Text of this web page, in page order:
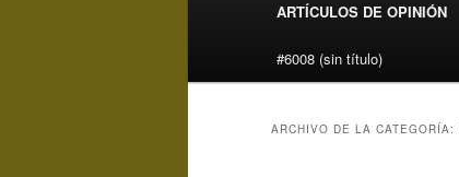
ARTÍCULOS DE OPINIÓN
#6008 (sin título)
ARCHIVO DE LA CATEGORÍA: